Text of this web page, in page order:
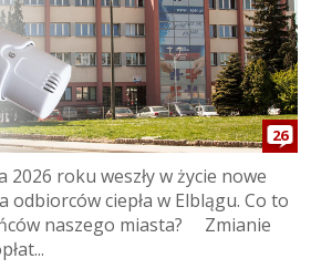
26
2026 roku weszły w życie nowe
odbiorców ciepła w Elblągu. Co to
naszego miasta? Zmianie